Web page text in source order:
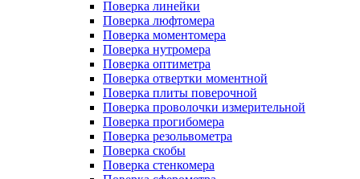
Поверка линейки
Поверка люфтомера
Поверка моментомера
Поверка нутромера
Поверка оптиметра
Поверка отвертки моментной
Поверка плиты поверочной
Поверка проволочки измерительной
Поверка прогибомера
Поверка резольвометра
Поверка скобы
Поверка стенкомера